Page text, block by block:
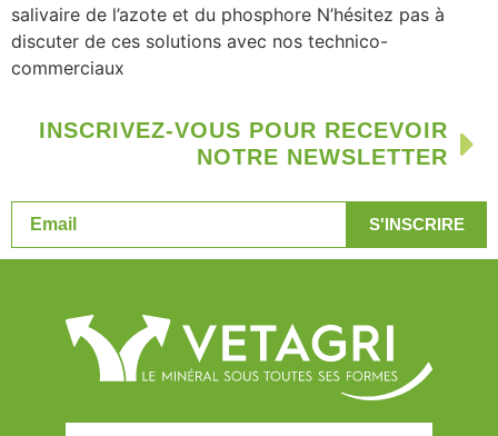
salivaire de l’azote et du phosphore N’hésitez pas à
discuter de ces solutions avec nos technico-
commerciaux
INSCRIVEZ-VOUS POUR RECEVOIR
NOTRE NEWSLETTER